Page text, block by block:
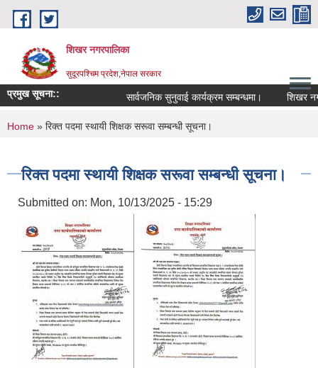
Skip to main content
शिखर नगरपालिका
सुदूरपश्चिम प्रदेश,नेपाल सरकार
प्रमुख सूचना:: सार्वजनिक सुनुवाई कार्यक्रम सम्बन्धमा। शिखर
You are here
Home » रिक्त पदमा स्थायी शिक्षक सरूवा सम्बन्धी सूचना।
रिक्त पदमा स्थायी शिक्षक सरूवा सम्बन्धी सूचना।
Submitted on: Mon, 10/13/2025 - 15:29